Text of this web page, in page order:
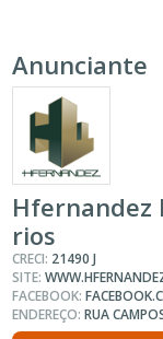
Anunciante
Hfernandez
rios
CRECI: 21490 J
SITE:
FACEBOOK:
ENDEREÇO:RUA